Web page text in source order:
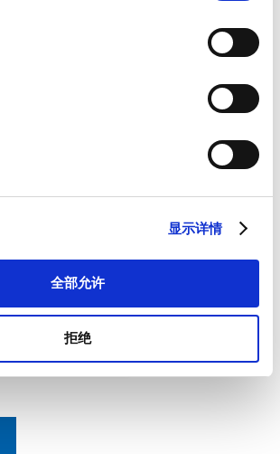
显示详情
全部允许
拒绝
系信息，与您沟通联系。您可从订阅了我们
撤回此前向我们提供的任何同意和取消订阅
，或者取消订阅，请查看我们的隐私政策。*
条款和条件以及隐私政策。